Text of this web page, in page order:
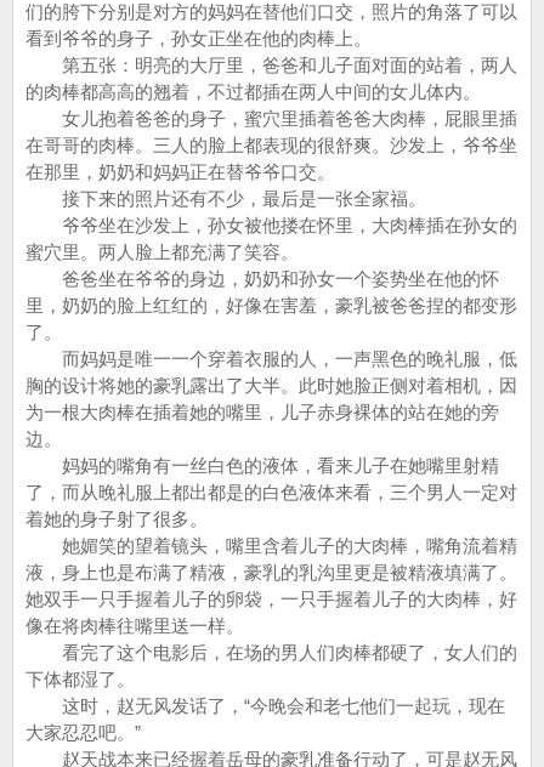
们的胯下分别是对方的妈妈在替他们口交，照片的角落了可以
看到爷爷的身子，孙女正坐在他的肉棒上。
第五张：明亮的大厅里，爸爸和儿子面对面的站着，两人
的肉棒都高高的翘着，不过都插在两人中间的女儿体内。
女儿抱着爸爸的身子，蜜穴里插着爸爸大肉棒，屁眼里插
在哥哥的肉棒。三人的脸上都表现的很舒爽。沙发上，爷爷坐
在那里，奶奶和妈妈正在替爷爷口交。
接下来的照片还有不少，最后是一张全家福。
爷爷坐在沙发上，孙女被他搂在怀里，大肉棒插在孙女的
蜜穴里。两人脸上都充满了笑容。
爸爸坐在爷爷的身边，奶奶和孙女一个姿势坐在他的怀
里，奶奶的脸上红红的，好像在害羞，豪乳被爸爸捏的都变形
了。
而妈妈是唯一一个穿着衣服的人，一声黑色的晚礼服，低
胸的设计将她的豪乳露出了大半。此时她脸正侧对着相机，因
为一根大肉棒在插着她的嘴里，儿子赤身裸体的站在她的旁
边。
妈妈的嘴角有一丝白色的液体，看来儿子在她嘴里射精
了，而从晚礼服上都出都是的白色液体来看，三个男人一定对
着她的身子射了很多。
她媚笑的望着镜头，嘴里含着儿子的大肉棒，嘴角流着精
液，身上也是布满了精液，豪乳的乳沟里更是被精液填满了。
她双手一只手握着儿子的卵袋，一只手握着儿子的大肉棒，好
像在将肉棒往嘴里送一样。
看完了这个电影后，在场的男人们肉棒都硬了，女人们的
下体都湿了。
这时，赵无风发话了，“今晚会和老七他们一起玩，现在
大家忍忍吧。”
赵天战本来已经握着岳母的豪乳准备行动了，可是赵无风